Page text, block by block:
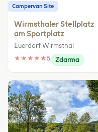
Campervan Site
Wirmsthaler Stellplatz
am Sportplatz
Euerdorf Wirmsthal
★ ★ ★ ★ ★5 Zdarma